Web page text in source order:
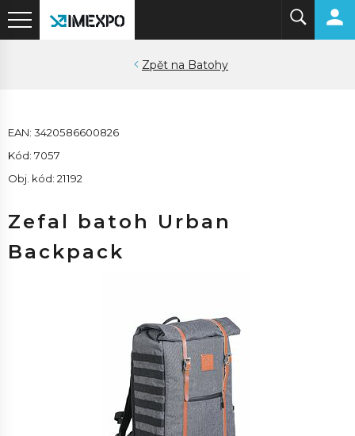
Batohy
EAN: 3420586600826
Kód: 7057
Obj. kód: 21192
Zefal batoh Urban
Backpack